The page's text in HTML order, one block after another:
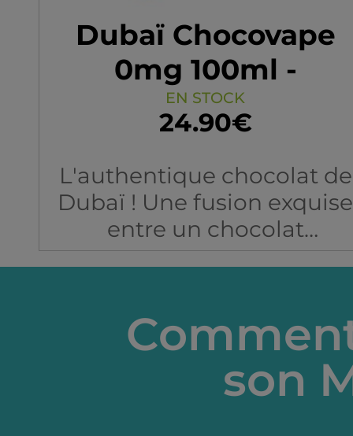
Dubaï Chocovape
0mg 100ml -
Cebueno
EN STOCK
24.90€
L'authentique chocolat de
Dubaï ! Une fusion exquise
entre un chocolat
somptueux et un
expérience gourmande à
son